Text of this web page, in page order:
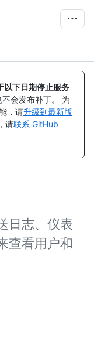
下日期停止服务
会发布补丁。 为
，请升级到最新版
请联系 GitHub
日志、仪表
查看用户和